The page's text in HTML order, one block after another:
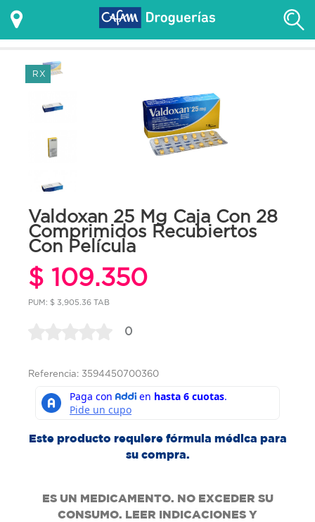
RX
Valdoxan 25 Mg Caja Con 28
Comprimidos Recubiertos
Con Película
$ 109.350
PUM: $ 3,905.36 TAB
0
Referencia: 3594450700360
Este producto requiere fórmula médica para
su compra.
ES UN MEDICAMENTO. NO EXCEDER SU
CONSUMO. LEER INDICACIONES Y